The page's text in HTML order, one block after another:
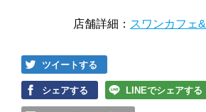
店舗詳細： スワンカフェ
ツイートする
シェアする LINEでシェアする